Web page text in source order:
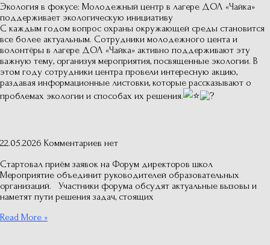
Экология в фокусе: Молодежный центр в лагере ДОЛ «Чайка»
поддерживает экологическую инициативу
С каждым годом вопрос охраны окружающей среды становится
все более актуальным. Сотрудники молодежного цента и
волонтёры в лагере ДОЛ «Чайка» активно поддерживают эту
важную тему, организуя мероприятия, посвященные экологии. В
этом году сотрудники центра провели интересную акцию,
раздавая информационные листовки, которые рассказывают о
проблемах экологии и способах их решения.
22.05.2026 Комментариев нет
Стартовал приём заявок на Форум директоров школ
Мероприятие объединит руководителей образовательных
организаций. Участники форума обсудят актуальные вызовы и
наметят пути решения задач, стоящих
Read More »